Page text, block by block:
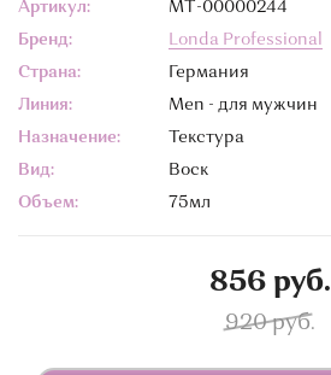
Артикул:
МТ-00000244
Бренд:
Londa Professional
Страна:
Германия
Линия:
Men - для мужчин
Назначение:
Текстура
Вид:
Воск
Объем:
75мл
856 руб.
920 руб.